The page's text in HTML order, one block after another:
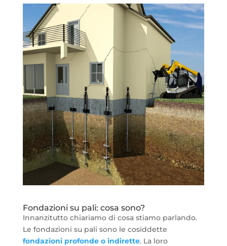
Fondazioni su pali: cosa sono?
Innanzitutto chiariamo di cosa stiamo parlando.
Le fondazioni su pali sono le cosiddette
fondazioni profonde o indirette. La loro